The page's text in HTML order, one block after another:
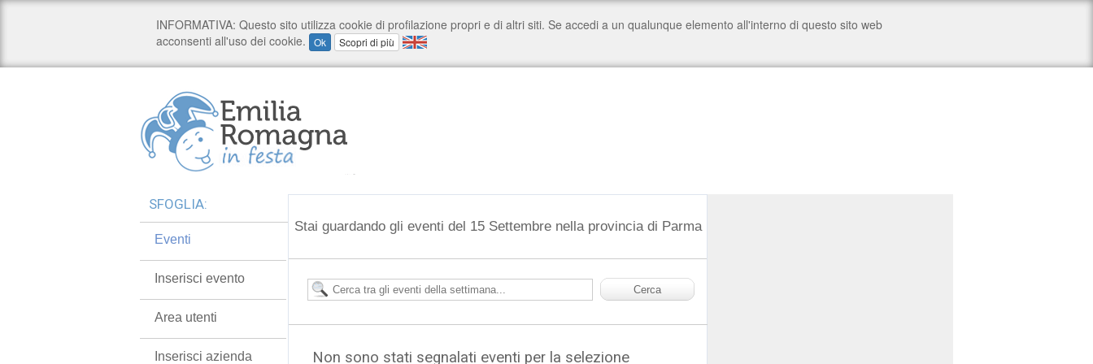
Stai guardando gli eventi del 15 Settembre nella provincia di Parma
Non sono stati segnalati eventi per la selezione
SFOGLIA:
Eventi
Inserisci evento
Area utenti
Inserisci azienda